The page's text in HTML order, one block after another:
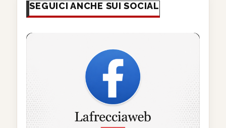
SEGUICI ANCHE SUI SOCIAL